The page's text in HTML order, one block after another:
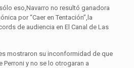
eso,Navarro no resultó ganadora
por “Caer en Tentación”,la
de audiencia en El Canal de Las
mostraron su inconformidad de que
Perroni y no se lo otrogaran a